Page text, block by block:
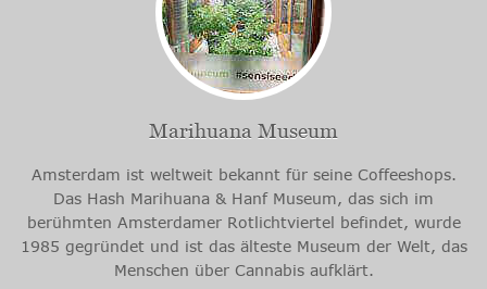
Marihuana Museum
Amsterdam ist weltweit bekannt für seine Coffeeshops.
Das Hash Marihuana & Hanf Museum, das sich im
berühmten Amsterdamer Rotlichtviertel befindet, wurde
1985 gegründet und ist das älteste Museum der Welt, das
Menschen über Cannabis aufklärt.